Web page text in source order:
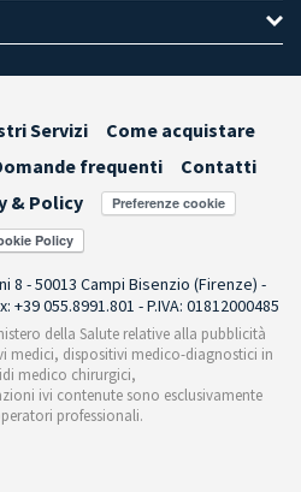
Servizi
Come acquistare
frequenti
Contatti
& Policy Preferenze cookie
8 - 50013 Campi Bisenzio (Firenze) -
+39 055.8991.801 - P.IVA: 01812000485
della Salute relative alla pubblicità
medici, dispositivi medico-diagnostici in
medico chirurgici,
ivi contenute sono esclusivamente
professionali.